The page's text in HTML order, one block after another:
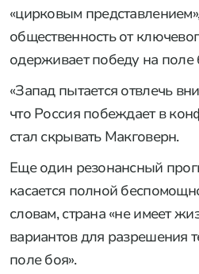
«цирковым
общественность от
одерживает победу на поле
«Запад пытается отвлечь
что Россия побеждает в
стал скрывать Макговерн.
Еще один резонансный
касается полной
словам, страна «не имеет
вариантов для разрешения
поле боя».